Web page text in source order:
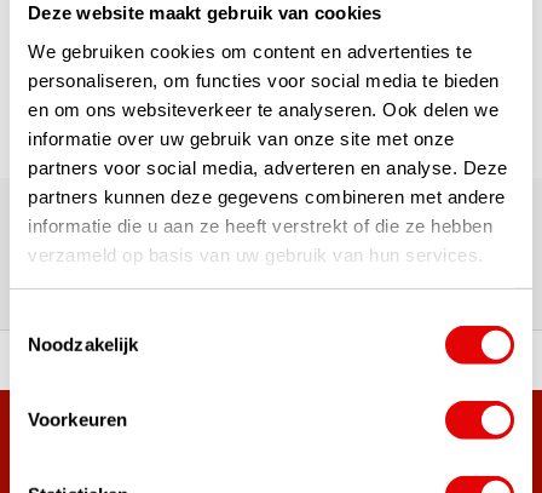
Deze website maakt gebruik van cookies
We gebruiken cookies om content en advertenties te
personaliseren, om functies voor social media te bieden
en om ons websiteverkeer te analyseren. Ook delen we
informatie over uw gebruik van onze site met onze
partners voor social media, adverteren en analyse. Deze
partners kunnen deze gegevens combineren met andere
informatie die u aan ze heeft verstrekt of die ze hebben
verzameld op basis van uw gebruik van hun services.
Noodzakelijk
Voorkeuren
Pagina 1 van 1
180.000+ Klanten | 5.000+ Reviews | Trusted Shops, TrustPilot,
Google
Reviews: Onze klanten aan het
woord
Vóór 15:00 besteld,